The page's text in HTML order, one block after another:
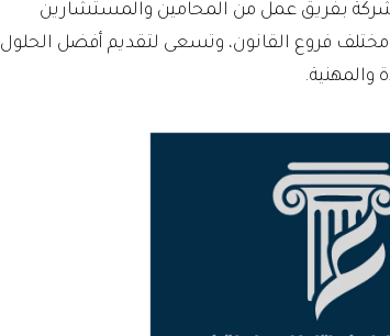
الشركة بفريق عمل من المحامين والمستشارين
مختلف فروع القانون، وتسعى لتقديم أفضل الحلول
والمهنية.